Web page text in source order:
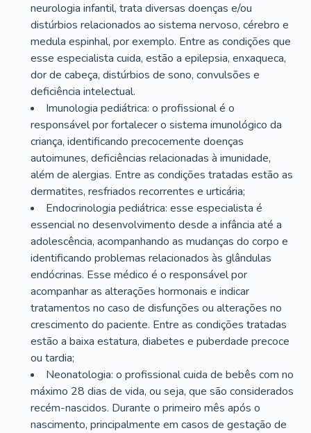
neurologia infantil, trata diversas doenças e/ou
distúrbios relacionados ao sistema nervoso, cérebro e
medula espinhal, por exemplo. Entre as condições que
esse especialista cuida, estão a epilepsia, enxaqueca,
dor de cabeça, distúrbios de sono, convulsões e
deficiência intelectual.
Imunologia pediátrica: o profissional é o
responsável por fortalecer o sistema imunológico da
criança, identificando precocemente doenças
autoimunes, deficiências relacionadas à imunidade,
além de alergias. Entre as condições tratadas estão as
dermatites, resfriados recorrentes e urticária;
Endocrinologia pediátrica: esse especialista é
essencial no desenvolvimento desde a infância até a
adolescência, acompanhando as mudanças do corpo e
identificando problemas relacionados às glândulas
endócrinas. Esse médico é o responsável por
acompanhar as alterações hormonais e indicar
tratamentos no caso de disfunções ou alterações no
crescimento do paciente. Entre as condições tratadas
estão a baixa estatura, diabetes e puberdade precoce
ou tardia;
Neonatologia: o profissional cuida de bebês com no
máximo 28 dias de vida, ou seja, que são considerados
recém-nascidos. Durante o primeiro mês após o
nascimento, principalmente em casos de gestação de